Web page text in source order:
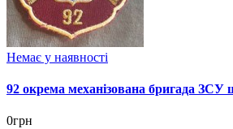
Немає у наявності
92 окрема механізована бригада
0грн